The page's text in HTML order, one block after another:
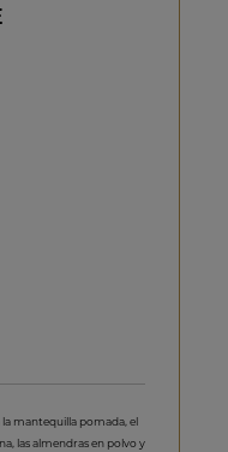
mantequilla pomada, el
las almendras en polvo y